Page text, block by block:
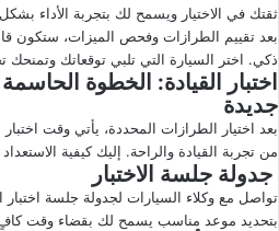
ثقتك في الاختيار ويسمح لك بتجربة الأداء
بعد تقييم الطرازات وفحص الميزات، ستكون
ذكي. اختر السيارة التي تلبي توقعاتك وتمنحك
اختبار القيادة: الخطوة
جديدة
بعد اختيار الطرازات المحددة، يأتي وقت
من تجربة القيادة والراحة. إليك كيفية
جدولة جلسة الاختبار
تواصل مع وكلاء السيارات لجدولة جلسة اختبار
بتحديد موعد مناسب يسمح لك بقضاء وقت كافٍ